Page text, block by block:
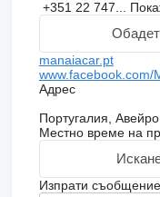
+351 22 747...
manaiacar.pt
www.facebook.com/
Адрес
Португалия,
Местно време на
Изпрати съобщение